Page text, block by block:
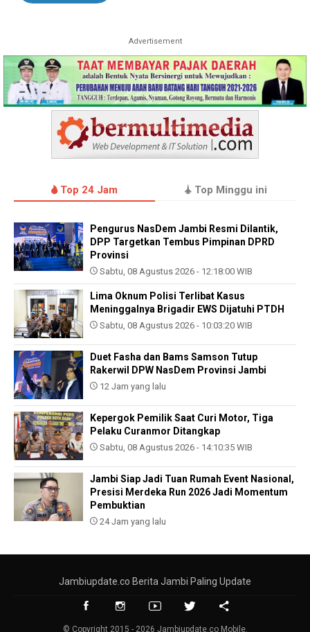
Advertisement
Top 24 Jam Top Minggu ini
Pengurus NasDem Jambi Resmi Dilantik,
DPP Targetkan Tembus Pimpinan DPRD
Provinsi
Sabtu, 08 Agustus 2026 - 12:18:00 WIB
Lima Oknum Polisi Terlibat Kasus
Meninggalnya Brigadir EWS Dijatuhi PTDH
Sabtu, 08 Agustus 2026 - 10:03:20 WIB
Duet Fasha dan Bams Samson Tutup
Rakerwil DPW NasDem Provinsi Jambi
12 Jam yang lalu
Kepergok Pemilik Saat Curi Motor, Tiga
Pelaku Curanmor Ditangkap
Sabtu, 08 Agustus 2026 - 14:10:35 WIB
Jambi Siap Jadi Tuan Rumah Event Nasional,
Presisi Merdeka Run 2026 Jadi Momentum
Pembuktian
24 Jam yang lalu
Jambiupdate.co Berita Jambi Paling Update
© Copyright 2015 - 2026 Jambiupdate.co Mobile.